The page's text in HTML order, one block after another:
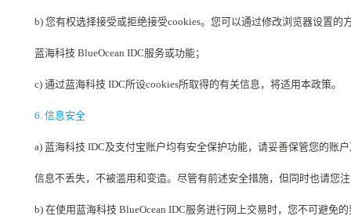
b) 您有权选择接受或拒绝接受cookies。您可以通过修改浏览器设置
蓝海科技 BlueOcean IDC服务或功能；
c) 通过蓝海科技 IDC所设cookies所取得的有关信息，将适用本政策。
6. 信息安全
a) 蓝海科技 IDC及支付宝账户均有安全保护功能，请妥善保管您的账
信息不丢失，不被滥用和变造。尽管有前述安全措施，但同时也请您
b) 在使用蓝海科技 BlueOcean IDC服务进行网上交易时，您不可避免